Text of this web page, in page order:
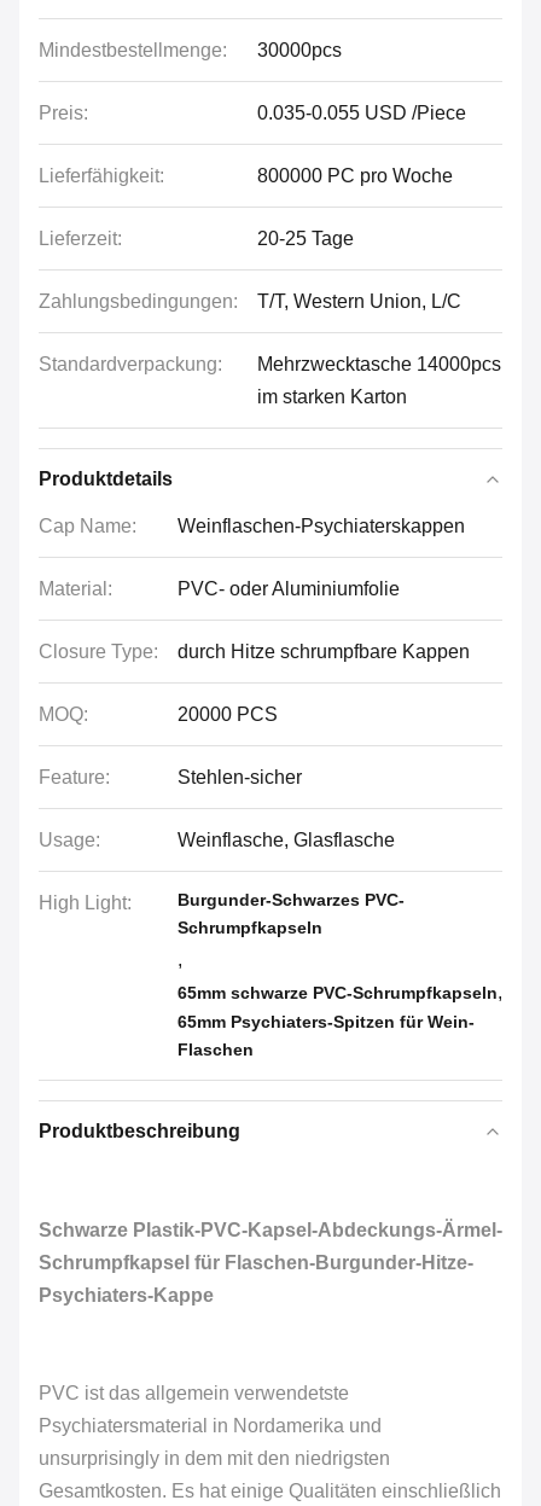
Mindestbestellmenge: 30000pcs
Preis: 0.035-0.055 USD /Piece
Lieferfähigkeit: 800000 PC pro Woche
Lieferzeit: 20-25 Tage
Zahlungsbedingungen: T/T, Western Union, L/C
Standardverpackung:
Mehrzwecktasche 14000pcs
im starken Karton
Produktdetails
Cap Name: Weinflaschen-Psychiaterskappen
Material: PVC- oder Aluminiumfolie
Closure Type: durch Hitze schrumpfbare Kappen
MOQ: 20000 PCS
Feature: Stehlen-sicher
Usage: Weinflasche, Glasflasche
High Light:
Burgunder-Schwarzes PVC-
Schrumpfkapseln
,
65mm schwarze PVC-Schrumpfkapseln,
65mm Psychiaters-Spitzen für Wein-
Flaschen
Produktbeschreibung
Schwarze Plastik-PVC-Kapsel-Abdeckungs-Ärmel-
Schrumpfkapsel für Flaschen-Burgunder-Hitze-
Psychiaters-Kappe
PVC ist das allgemein verwendetste
Psychiatersmaterial in Nordamerika und
unsurprisingly in dem mit den niedrigsten
Gesamtkosten. Es hat einige Qualitäten einschließlich